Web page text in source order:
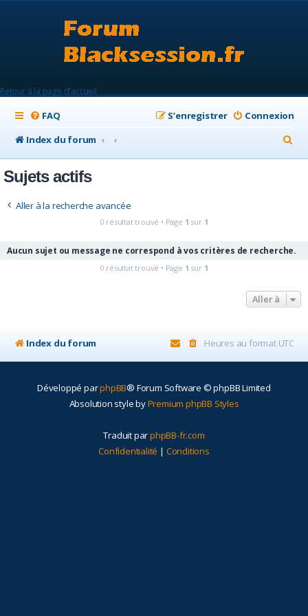
Retour à la page d'accueil
FAQ Connexion
S’enregistrer
Index du forum
e
e
Sujets actifs
Aller à la recherche avancée
0 résultat trouvé • Page 1 sur 1
Aucun sujet ou message ne correspond à vos critères de recherche.
0 résultat trouvé • Page 1 sur 1
Aller à
Index du forum Heures au format UTC
Développé parphpBB® Forum Software © phpBB Limited
Absolution style byPremium phpBB Styles
Traduit parphpBB-fr.com
Confidentialité | Conditions